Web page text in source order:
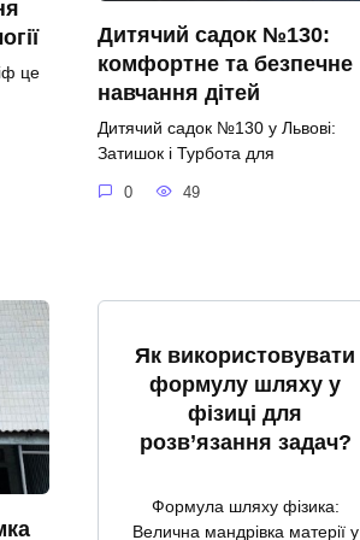
це
Дитячий садок №130:
комфортне та безпечне
навчання дітей
Дитячий садок №130 у Львові:
Затишок і Турбота для
0 49
Як використовувати
формулу шляху у
фізиці для
розв’язання задач?
Формула шляху фізика:
Велична мандрівка матерії у